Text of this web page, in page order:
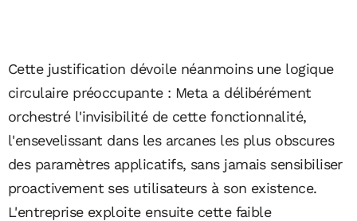
Cette justification dévoile néanmoins une logique
circulaire préoccupante : Meta a délibérément
orchestré l'invisibilité de cette fonctionnalité,
l'ensevelissant dans les arcanes les plus obscures
des paramètres applicatifs, sans jamais sensibiliser
proactivement ses utilisateurs à son existence.
L'entreprise exploite ensuite cette faible